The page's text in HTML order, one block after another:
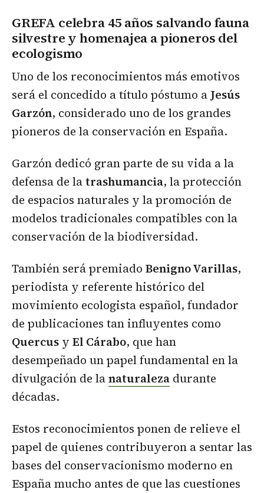
GREFA celebra 45 años salvando fauna
silvestre y homenajea a pioneros del
ecologismo
Uno de los reconocimientos más emotivos
será el concedido a título póstumo a Jesús
Garzón, considerado uno de los grandes
pioneros de la conservación en España.
Garzón dedicó gran parte de su vida a la
defensa de latrashumancia, la protección
de espacios naturales y la promoción de
modelos tradicionales compatibles con la
conservación de la biodiversidad.
También será premiado Benigno Varillas,
periodista y referente histórico del
movimiento ecologista español, fundador
de publicaciones tan influyentes como
Quercus y El Cárabo, que han
desempeñado un papel fundamental en la
divulgación de lanaturaleza durante
décadas.
Estos reconocimientos ponen de relieve el
papel de quienes contribuyeron a sentar las
bases del conservacionismo moderno en
España mucho antes de que las cuestiones